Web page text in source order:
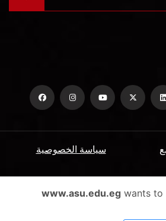
سياسة الخصوصية
الأسئلة الشائعة
www.asu.edu.egwants to